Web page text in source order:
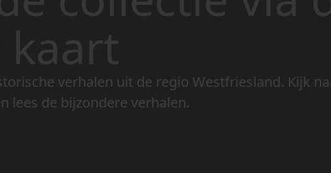
verhalen uit de regio Westfriesland. Kijk
lees de bijzondere verhalen.